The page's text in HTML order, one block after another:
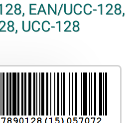
EAN/UCC-128,
UCC-128